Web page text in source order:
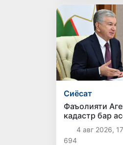
Сиёсат
Фаъолияти
кадастр бар
равишҳои нав
карда мешавад
4 авг 2026,
694